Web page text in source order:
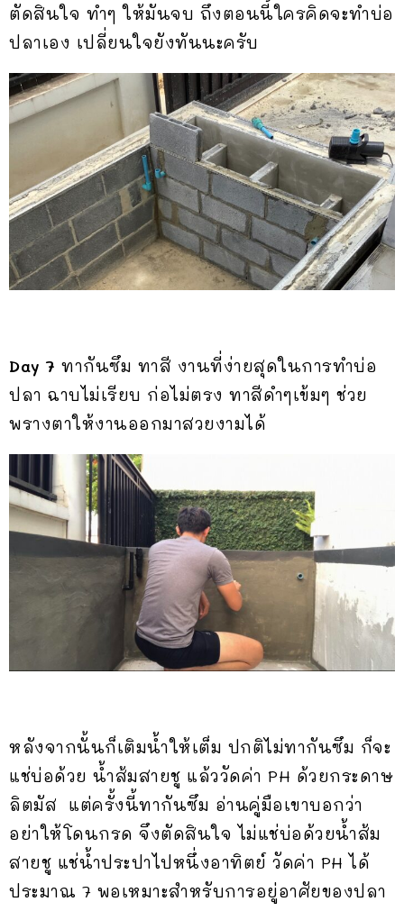
ตัดสินใจ ทำๆ ให้มันจบ ถึงตอนนี้ใครคิดจะทำบ่อ
ปลาเอง เปลี่ยนใจยังทันนะครับ
Day 7 ทากันซึม ทาสี งานที่ง่ายสุดในการทำบ่อ
ปลา ฉาบไม่เรียบ ก่อไม่ตรง ทาสีดำๆเข้มๆ ช่วย
พรางตาให้งานออกมาสวยงามได้
หลังจากนั้นก็เติมน้ำให้เต็ม ปกติไม่ทากันซึม ก็จะ
แช่บ่อด้วย น้ำส้มสายชู แล้ววัดค่า PH ด้วยกระดาษ
ลิตมัส แต่ครั้งนี้ทากันซึม อ่านคู่มือเขาบอกว่า
อย่าให้โดนกรด จึงตัดสินใจ ไม่แช่บ่อด้วยน้ำส้ม
สายชู แช่น้ำประปาไปหนึ่งอาทิตย์ วัดค่า PH ได้
ประมาณ 7 พอเหมาะสำหรับการอยู่อาศัยของปลา